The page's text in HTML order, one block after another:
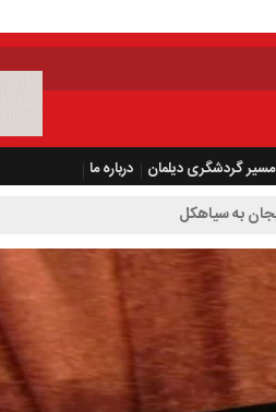
مسیر گردشگری دیلمان
درباره ما